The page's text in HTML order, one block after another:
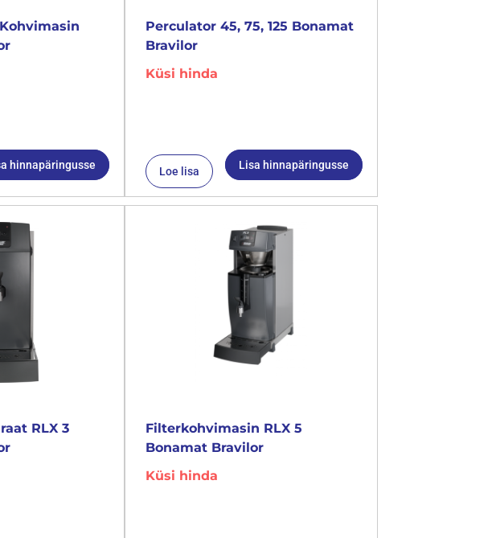
hinnapäringusse
Perculator 45, 75, 125 Bonamat
Bravilor
Küsi hinda
Loe lisa Lisa hinnapäringusse
RLX 3
Filterkohvimasin RLX 5
Bonamat Bravilor
Küsi hinda